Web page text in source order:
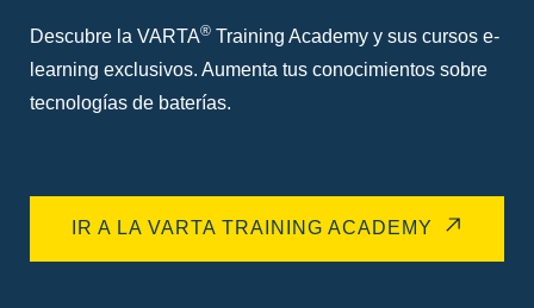
Descubre la VARTA® Training Academy y sus cursos e-
learning exclusivos. Aumenta tus conocimientos sobre
tecnologías de baterías.
IR A LA VARTA TRAINING ACADEMY